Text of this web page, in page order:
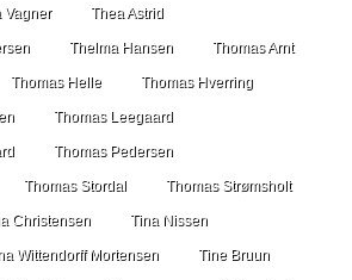
Vagner Thea Astrid
Thelma Hansen Thomas Arnt
Thomas Helle Thomas Hverring
Thomas Leegaard
Thomas Pedersen
Thomas Stordal Thomas Strømsholt
Christensen Tina Nissen
Wittendorff Mortensen Tine Bruun